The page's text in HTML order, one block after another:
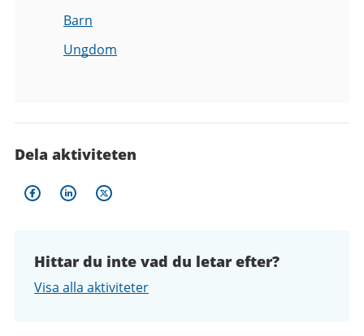
Barn
Ungdom
Dela aktiviteten
Hittar du inte vad du letar efter?
Visa alla aktiviteter